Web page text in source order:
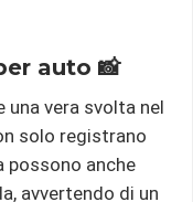
auto 📸
vera svolta nel
solo registrano
possono anche
avvertendo di un